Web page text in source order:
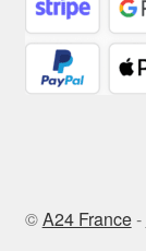
©A24 France-